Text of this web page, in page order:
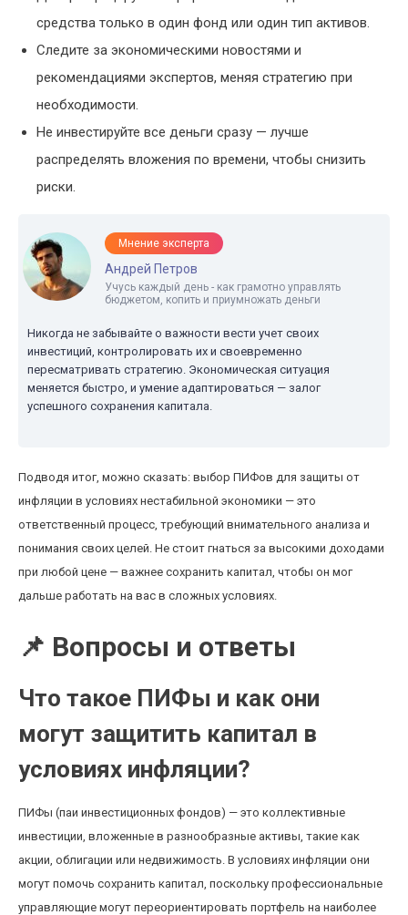
средства только в один фонд или один тип активов.
Следите за экономическими новостями и
рекомендациями экспертов, меняя стратегию при
необходимости.
Не инвестируйте все деньги сразу — лучше
распределять вложения по времени, чтобы снизить
риски.
Мнение эксперта
Андрей Петров
Учусь каждый день - как грамотно управлять
бюджетом, копить и приумножать деньги
Никогда не забывайте о важности вести учет своих
инвестиций, контролировать их и своевременно
пересматривать стратегию. Экономическая ситуация
меняется быстро, и умение адаптироваться — залог
успешного сохранения капитала.
Подводя итог, можно сказать: выбор ПИФов для защиты от
инфляции в условиях нестабильной экономики — это
ответственный процесс, требующий внимательного анализа и
понимания своих целей. Не стоит гнаться за высокими доходами
при любой цене — важнее сохранить капитал, чтобы он мог
дальше работать на вас в сложных условиях.
📌 Вопросы и ответы
Что такое ПИФы и как они
могут защитить капитал в
условиях инфляции?
ПИФы (паи инвестиционных фондов) — это коллективные
инвестиции, вложенные в разнообразные активы, такие как
акции, облигации или недвижимость. В условиях инфляции они
могут помочь сохранить капитал, поскольку профессиональные
управляющие могут переориентировать портфель на наиболее